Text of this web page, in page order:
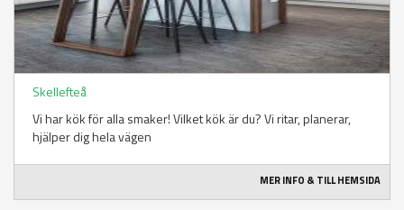
Skellefteå
Vi har kök för alla smaker! Vilket kök är du? Vi ritar, planerar,
hjälper dig hela vägen
MER INFO & TILL HEMSIDA